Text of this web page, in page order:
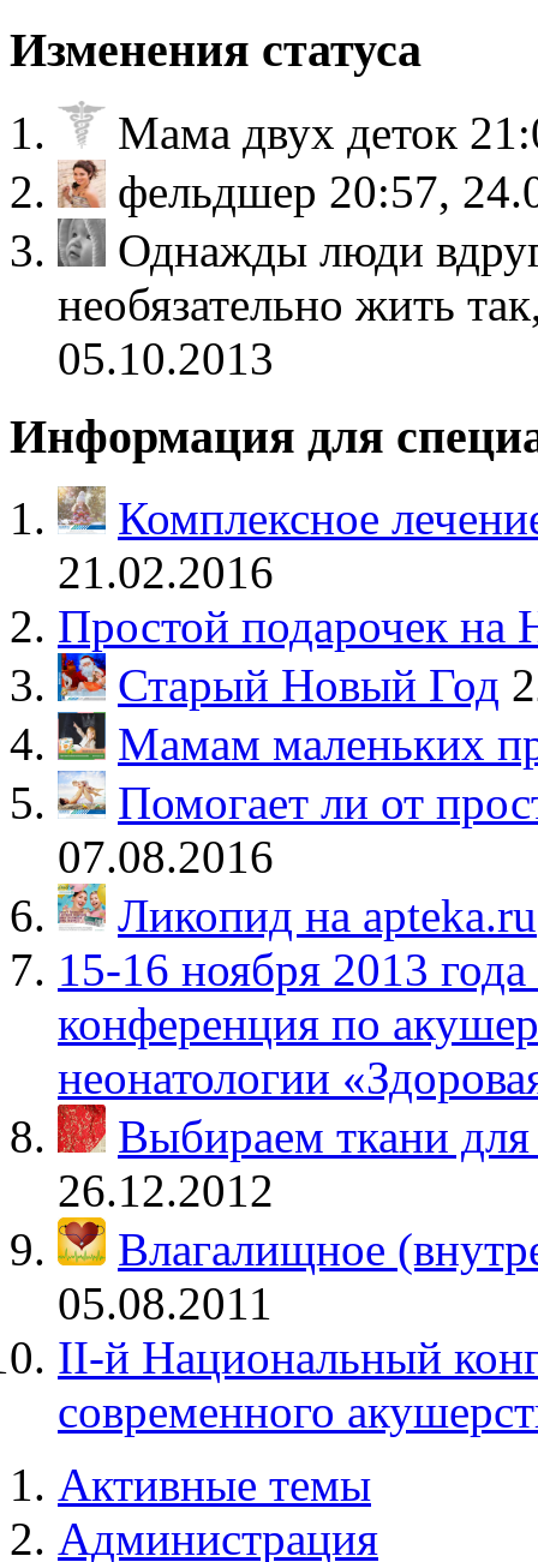
Изменения статуса
Мама двух деток
фельдшер 20:57,
Однажды люди
необязательно жить
05.10.2013
Информация для
Комплексное
21.02.2016
Простой подарочек на
Старый Новый Год
Мамам маленьких
Помогает ли от
07.08.2016
Ликопид на apteka.ru
15-16 ноября 2013
конференция по
неонатологии
Выбираем ткани для
26.12.2012
Влагалищное
05.08.2011
II-й Национальный
современного
Активные темы
Администрация